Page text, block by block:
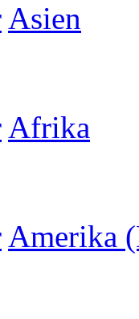
Asien
Afrika
Amerika